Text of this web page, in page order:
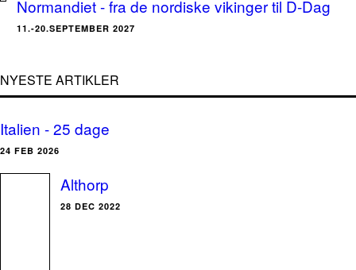
Normandiet - fra de nordiske vikinger til D-Dag
11.-20.SEPTEMBER 2027
NYESTE ARTIKLER
Italien - 25 dage
24 FEB 2026
Althorp
28 DEC 2022